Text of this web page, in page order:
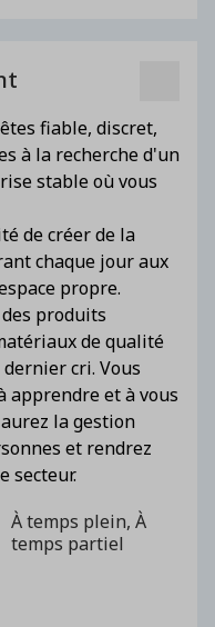
fiable, discret,
à la recherche d'un
stable où vous
de créer de la
chaque jour aux
propre.
produits
de qualité
cri. Vous
apprendre et à vous
la gestion
et rendrez
secteur.
À temps plein, À
temps partiel